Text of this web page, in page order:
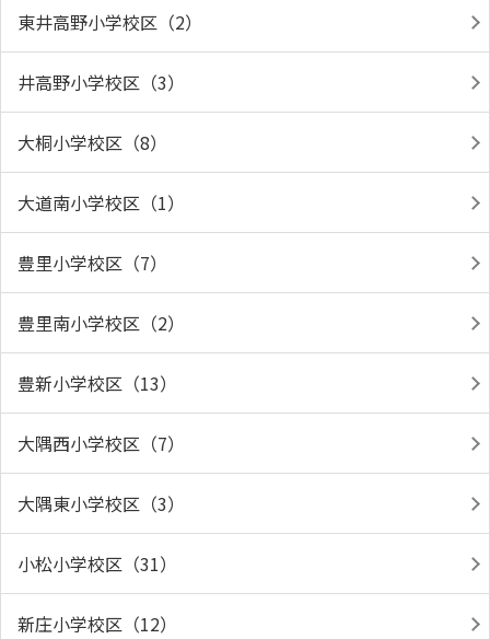
東井高野小学校区（2）
井高野小学校区（3）
大桐小学校区（8）
大道南小学校区（1）
豊里小学校区（7）
豊里南小学校区（2）
豊新小学校区（13）
大隅西小学校区（7）
大隅東小学校区（3）
小松小学校区（31）
新庄小学校区（12）